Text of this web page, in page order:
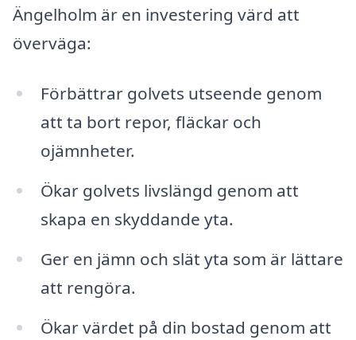
Ängelholm är en investering värd att
överväga:
Förbättrar golvets utseende genom
att ta bort repor, fläckar och
ojämnheter.
Ökar golvets livslängd genom att
skapa en skyddande yta.
Ger en jämn och slät yta som är lättare
att rengöra.
Ökar värdet på din bostad genom att